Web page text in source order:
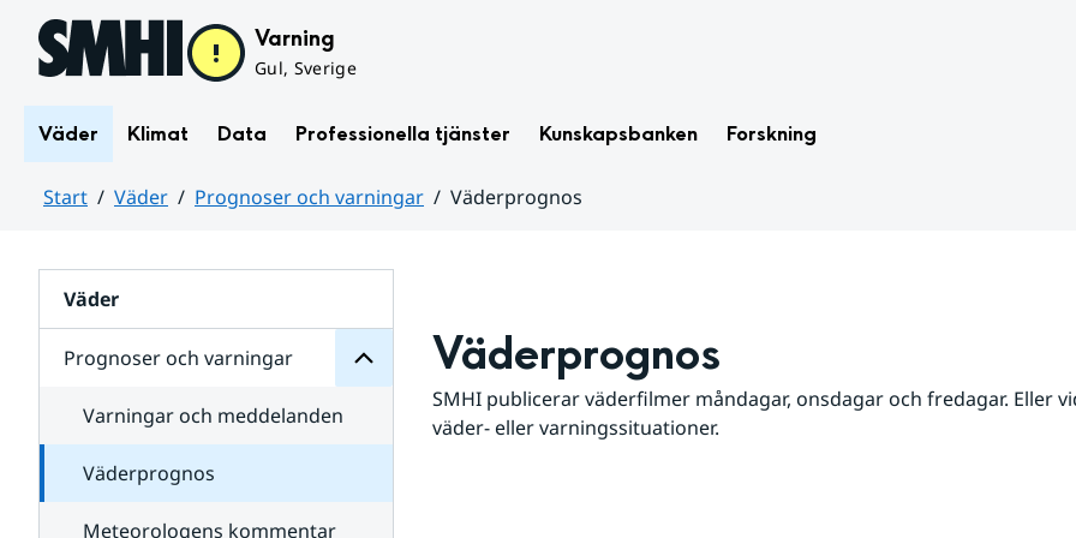
Hoppa till sidans innehåll Varning
Gul, Sverige
Väder Klimat Data Professionella tjänster Kunskapsbanken Forskning
Start Väder Prognoser och varningar
Väderprognos
Väder
Prognoser och varningar
för
varningar
Varningar och meddelanden
Väderprognos
Meteorologens kommentar
Väderprognos
SMHI publicerar väderfilmer måndagar, onsdagar och fredagar. Eller
väder- eller varningssituationer.